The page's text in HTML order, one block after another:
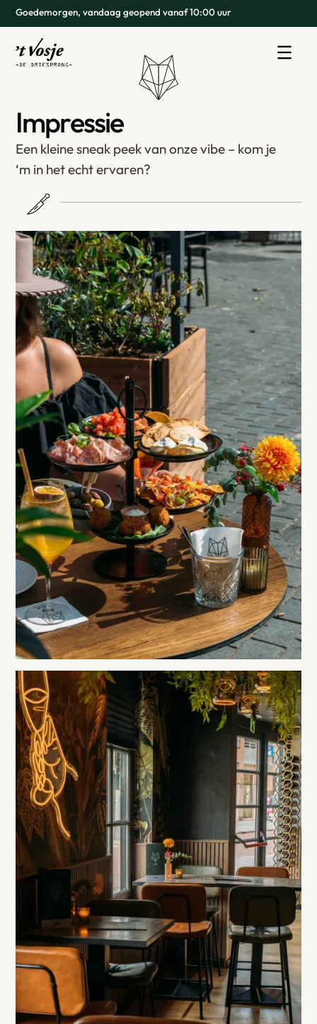
Goedemorgen, vandaag geopend vanaf 10:00 uur
Impressie
Een kleinesneak peekvanonzevibe – kom je
‘m in hetechtervaren?